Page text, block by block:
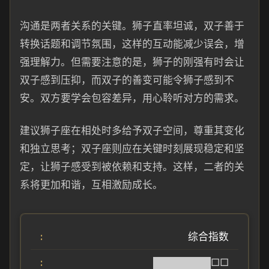
沟通是两者关系的关键。狮子直率坦诚，双子善于
转换话题和调节氛围，这样的互动能减少误会，增
强理解力。但需要注意的是，狮子的刚强有时会让
双子感到压抑，而双子的善变可能令狮子感到不
安。双方要学会包容差异，用心聆听对方的需求。
建议狮子座在相处时多给予双子空间，尊重其变化
和独立思考；双子座则应在关键时刻展现稳定和坚
定，让狮子感受到被依赖和支持。这样，二者的关
系将更加和谐，互相激励成长。
综合指数
████████□□